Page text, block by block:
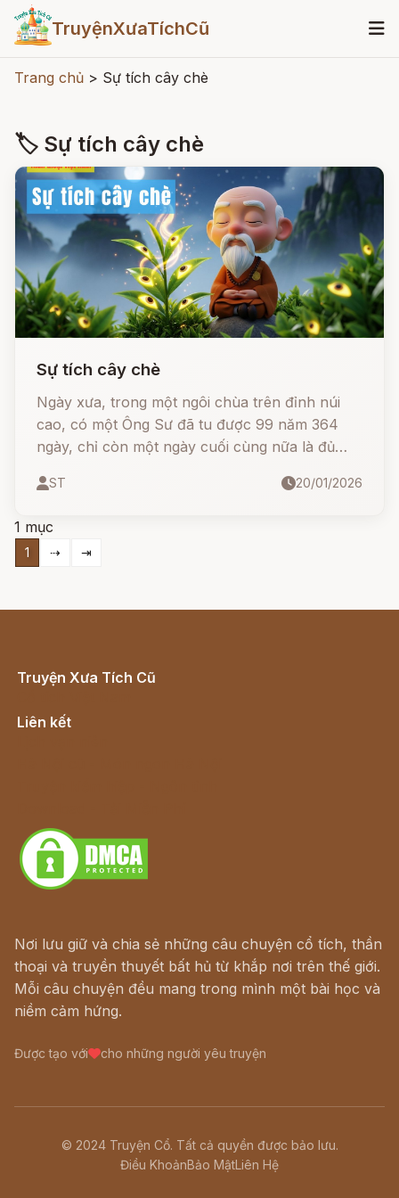
TruyệnXưaTíchCũ
Trang chủ > Sự tích cây chè
🏷 Sự tích cây chè
Sự tích cây chè
Ngày xưa, trong một ngôi chùa trên đỉnh núi
cao, có một Ông Sư đã tu được 99 năm 364
ngày, chỉ còn một ngày cuối cùng nữa là đủ
ST 20/01/2026
1 mục
1 ⇢ ⇥
Truyện Xưa Tích Cũ
Liên kết
Nơi lưu giữ và chia sẻ những câu chuyện cổ tích, thần
thoại và truyền thuyết bất hủ từ khắp nơi trên thế giới.
Mỗi câu chuyện đều mang trong mình một bài học và
niềm cảm hứng.
Được tạo với cho những người yêu truyện
© 2024 Truyện Cổ. Tất cả quyền được bảo lưu.
Điều KhoảnBảo MậtLiên Hệ